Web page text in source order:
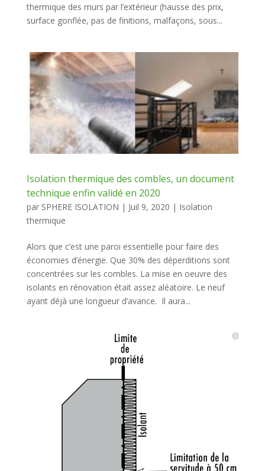
thermique des murs par l’extérieur (hausse des prix,
surface gonflée, pas de finitions, malfaçons, sous...
Isolation thermique des combles, un document
technique enfin validé en 2020
par SPHERE ISOLATION | Juil 9, 2020 | Isolation
thermique
Alors que c’est une paroi essentielle pour faire des
économies d’énergie. Que 30% des déperditions sont
concentrées sur les combles. La mise en oeuvre des
isolants en rénovation était assez aléatoire. Le neuf
ayant déjà une longueur d’avance. Il aura...